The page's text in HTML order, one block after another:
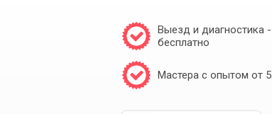
Выезд и диагностика -
бесплатно
Мастера с опытом от